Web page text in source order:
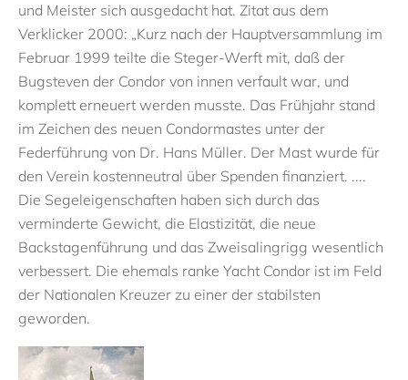
und Meister sich ausgedacht hat. Zitat aus dem
Verklicker 2000: „Kurz nach der Hauptversammlung im
Februar 1999 teilte die Steger-Werft mit, daß der
Bugsteven der Condor von innen verfault war, und
komplett erneuert werden musste. Das Frühjahr stand
im Zeichen des neuen Condormastes unter der
Federführung von Dr. Hans Müller. Der Mast wurde für
den Verein kostenneutral über Spenden finanziert. ....
Die Segeleigenschaften haben sich durch das
verminderte Gewicht, die Elastizität, die neue
Backstagenführung und das Zweisalingrigg wesentlich
verbessert. Die ehemals ranke Yacht Condor ist im Feld
der Nationalen Kreuzer zu einer der stabilsten
geworden.